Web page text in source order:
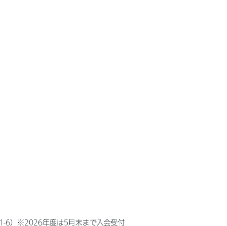
6）※2026年度は5月末まで入会受付